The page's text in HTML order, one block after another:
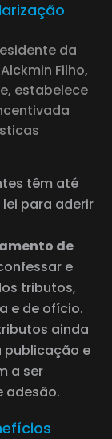
da
Filho,
estabelece
têm até
para aderir
de
e
tributos,
e de ofício.
ainda
publicação e
a ser
adesão.